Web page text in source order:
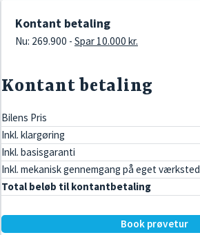
Kontant betaling
Nu: 269.900 - Spar 10.000 kr.
Kontant betaling
Bilens Pris
Inkl. klargøring
Inkl. basisgaranti
Inkl. mekanisk gennemgang på eget værksted
Total beløb til kontantbetaling
Book prøvetur